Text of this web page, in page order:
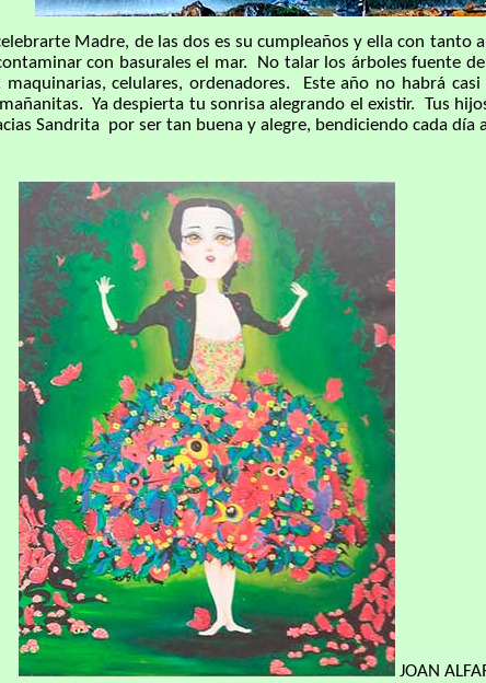
Madre, de las dos es su cumpleaños y ella con tanto
con basurales el mar. No talar los árboles fuente
celulares, ordenadores. Este año no habrá
Ya despierta tu sonrisa alegrando el existir. Tus
Sandrita por ser tan buena y alegre, bendiciendo cada día
JOAN